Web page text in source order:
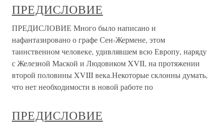
ПРЕДИСЛОВИЕ
ПРЕДИСЛОВИЕ Много было написано и
нафантазировано о графе Сен-Жермене, этом
таинственном человеке, удивлявшем всю Европу, наряду
с Железной Маской и Людовиком XVII, на протяжении
второй половины XVIII века.Некоторые склонны думать,
что нет необходимости в новой работе по
ПРЕДИСЛОВИЕ